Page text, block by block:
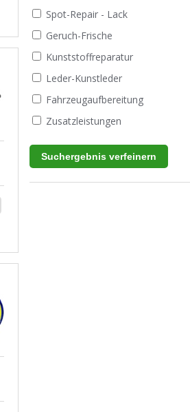
Spot-Repair - Lack
Geruch-Frische
Kunststoffreparatur
Leder-Kunstleder
Fahrzeugaufbereitung
Zusatzleistungen